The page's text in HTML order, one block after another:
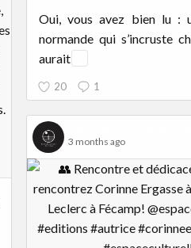
Oui, vous avez bien lu :
normande qui s’incruste
aurait
20 1
3 months ago